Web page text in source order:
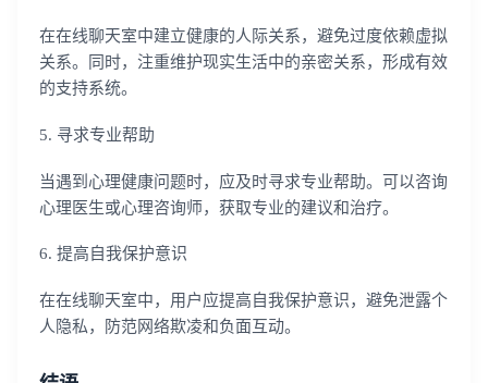
在在线聊天室中建立健康的人际关系，避免过度依赖虚拟
关系。同时，注重维护现实生活中的亲密关系，形成有效
的支持系统。
5. 寻求专业帮助
当遇到心理健康问题时，应及时寻求专业帮助。可以咨询
心理医生或心理咨询师，获取专业的建议和治疗。
6. 提高自我保护意识
在在线聊天室中，用户应提高自我保护意识，避免泄露个
人隐私，防范网络欺凌和负面互动。
我已阅读并同意 通讯云服务条款和 通讯云隐私政策
不了，谢谢
登录客服云